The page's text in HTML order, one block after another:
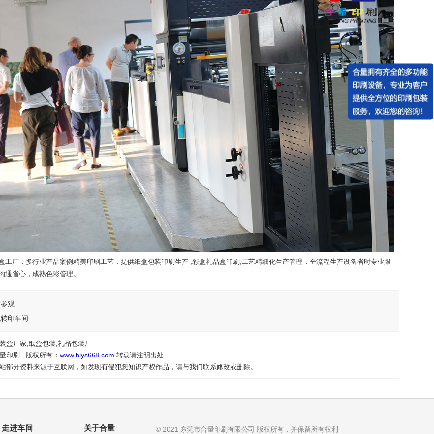
工厂，多行业产品案例精美印刷工艺，提供纸盒包装印刷生产 ,彩盒礼品盒印刷,工艺精细化生产管理，全流程生产设备省时专业跟
通省心，成熟色彩管理。
观
印车间
盒厂家,纸盒包装,礼品包装厂
印刷 版权所有： www.hlys668.com 转载请注明出处
部分资料来源于互联网，如发现有侵犯您知识产权作品，请与我们联系修改或删除。
走进车间 关于合量 © 2021 东莞市合量印刷有限公司 版权所有，并保留所有权利